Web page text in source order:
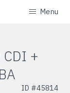
Menu
+
ID #45814